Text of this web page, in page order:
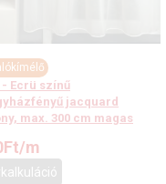
Ecrü színű
jacquard
max. 300 cm magas
Ft/m